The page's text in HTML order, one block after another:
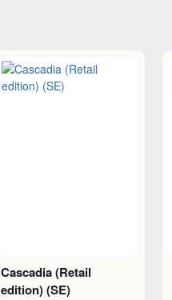
Cascadia (Retail
edition) (SE)